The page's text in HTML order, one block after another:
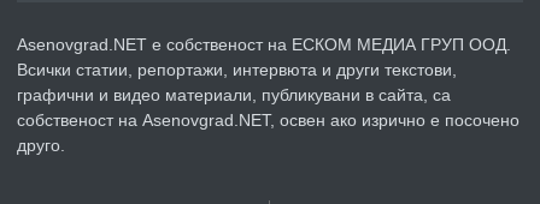
преди 2 години
ПРЕДЛАГА
Давам индивидуалани уроци по
Asenovgrad.NET е собственост на ЕСКОМ МЕДИА ГРУП ООД.
Всички статии, репортажи, интервюта и други текстови,
графични и видео материали, публикувани в сайта, са
собственост на Asenovgrad.NET, освен ако изрично е посочено
друго.